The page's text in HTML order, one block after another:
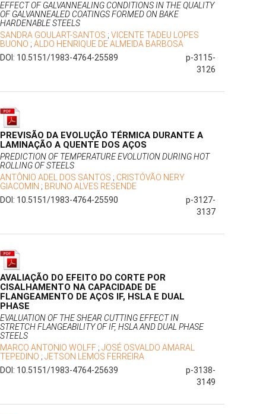
EFFECT OF GALVANNEALING CONDITIONS IN THE QUALITY
OF GALVANNEALED COATINGS FORMED ON BAKE
HARDENABLE STEELS
SANDRA GOULART-SANTOS ; VICENTE TADEU LOPES
BUONO ; ALDO HENRIQUE DE ALMEIDA BARBOSA
DOI: 10.5151/1983-4764-25589
p-3115-
3126
PREVISÃO DA EVOLUÇÃO TÉRMICA DURANTE A
LAMINAÇÃO A QUENTE DOS AÇOS
PREDICTION OF TEMPERATURE EVOLUTION DURING HOT
ROLLING OF STEELS
ANTÔNIO ADEL DOS SANTOS ; CRISTÓVÃO NERY
GIACOMIN ; BRUNO ALVES RESENDE
DOI: 10.5151/1983-4764-25590
p-3127-
3137
AVALIAÇÃO DO EFEITO DO CORTE POR
CISALHAMENTO NA CAPACIDADE DE
FLANGEAMENTO DE AÇOS IF, HSLA E DUAL
PHASE
EVALUATION OF THE SHEAR CUTTING EFFECT IN
STRETCH FLANGEABILITY OF IF, HSLA AND DUAL PHASE
STEELS
MARCO ANTONIO WOLFF ; JOSÉ OSVALDO AMARAL
TEPEDINO ; JETSON LEMOS FERREIRA
DOI: 10.5151/1983-4764-25639
p-3138-
3149